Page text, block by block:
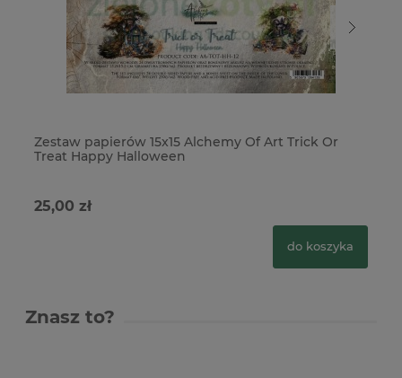
Zestaw papierów 15x15 Alchemy Of Art Trick Or
Treat Happy Halloween
25,00 zł
do koszyka
Znasz to?